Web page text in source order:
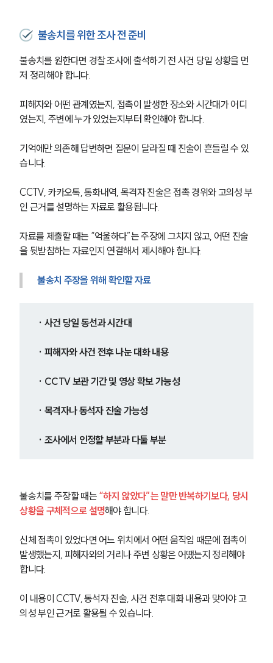
불송치를 위한 조사 전 준비
불송치를 원한다면 경찰 조사에 출석하기 전 사건 당일 상황을 먼
저 정리해야 합니다.
피해자와 어떤 관계였는지, 접촉이 발생한 장소와 시간대가 어디
였는지, 주변에 누가 있었는지부터 확인해야 합니다.
기억에만 의존해 답변하면 질문이 달라질 때 진술이 흔들릴 수 있
습니다.
CCTV, 카카오톡, 통화내역, 목격자 진술은 접촉 경위와 고의성 부
인 근거를 설명하는 자료로 활용됩니다.
자료를 제출할 때는 “억울하다”는 주장에 그치지 않고, 어떤 진술
을 뒷받침하는 자료인지 연결해서 제시해야 합니다.
불송치 주장을 위해 확인할 자료
· 사건 당일 동선과 시간대
· 피해자와 사건 전후 나눈 대화 내용
· CCTV 보관 기간 및 영상 확보 가능성
· 목격자나 동석자 진술 가능성
· 조사에서 인정할 부분과 다툴 부분
불송치를 주장할 때는 “하지 않았다”는 말만 반복하기보다, 당시
상황을 구체적으로 설명해야 합니다.
신체 접촉이 있었다면 어느 위치에서 어떤 움직임 때문에 접촉이
발생했는지, 피해자와의 거리나 주변 상황은 어땠는지 정리해야
합니다.
이 내용이 CCTV, 동석자 진술, 사건 전후 대화 내용과 맞아야 고
의성 부인 근거로 활용될 수 있습니다.